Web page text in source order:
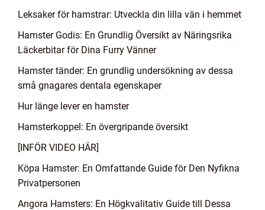
Leksaker för hamstrar: Utveckla din lilla vän i hemmet
Hamster Godis: En Grundlig Översikt av Näringsrika
Läckerbitar för Dina Furry Vänner
Hamster tänder: En grundlig undersökning av dessa
små gnagares dentala egenskaper
Hur länge lever en hamster
Hamsterkoppel: En övergripande översikt
[INFÖR VIDEO HÄR]
Köpa Hamster: En Omfattande Guide för Den Nyfikna
Privatpersonen
Angora Hamsters: En Högkvalitativ Guide till Dessa